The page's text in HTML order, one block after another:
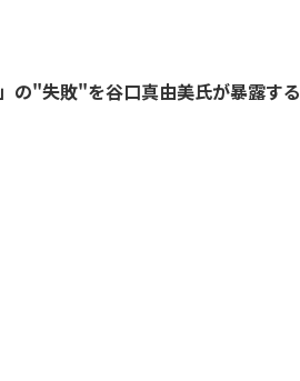
の"失敗"を谷口真由美氏が暴露する